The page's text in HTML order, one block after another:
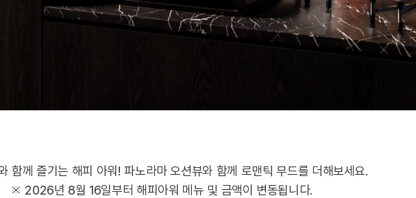
함께 즐기는 해피 아워! 파노라마 오션뷰와 함께 로맨틱 무드를 더해보세요.
※ 2026년 8월 16일부터 해피아워 메뉴 및 금액이 변동됩니다.